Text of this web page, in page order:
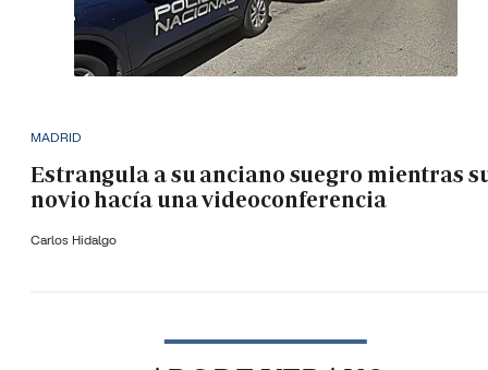
MADRID
Estrangula a su anciano suegro mientras
novio hacía una videoconferencia
Carlos Hidalgo